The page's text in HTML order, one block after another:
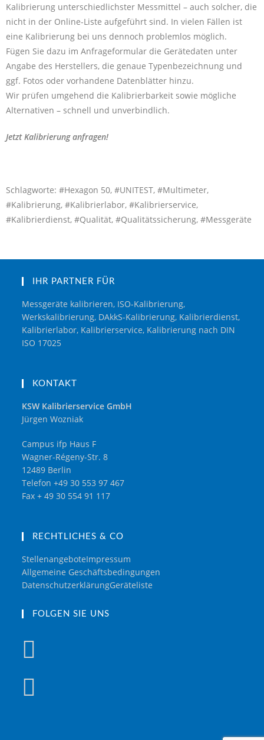
Kalibrierung unterschiedlichster Messmittel – auch solcher, die
nicht in der Online-Liste aufgeführt sind. In vielen Fällen ist
eine Kalibrierung bei uns dennoch problemlos möglich.
Fügen Sie dazu im Anfrageformular die Gerätedaten unter
Angabe des Herstellers, die genaue Typenbezeichnung und
ggf. Fotos oder vorhandene Datenblätter hinzu.
Wir prüfen umgehend die Kalibrierbarkeit sowie mögliche
Alternativen – schnell und unverbindlich.
Jetzt Kalibrierung anfragen!
Schlagworte: #Hexagon 50, #UNITEST, #Multimeter,
#Kalibrierung, #Kalibrierlabor, #Kalibrierservice,
#Kalibrierdienst, #Qualität, #Qualitätssicherung, #Messgeräte
IHR PARTNER FÜR
Messgeräte kalibrieren, ISO-Kalibrierung,
Werkskalibrierung, DAkkS-Kalibrierung, Kalibrierdienst,
Kalibrierlabor, Kalibrierservice, Kalibrierung nach DIN
ISO 17025
KONTAKT
KSW Kalibrierservice GmbH
Jürgen Wozniak
Campus ifp Haus F
Wagner-Régeny-Str. 8
12489 Berlin
Telefon +49 30 553 97 467
Fax + 49 30 554 91 117
RECHTLICHES & CO
StellenangeboteImpressum
Allgemeine Geschäftsbedingungen
DatenschutzerklärungGeräteliste
FOLGEN SIE UNS